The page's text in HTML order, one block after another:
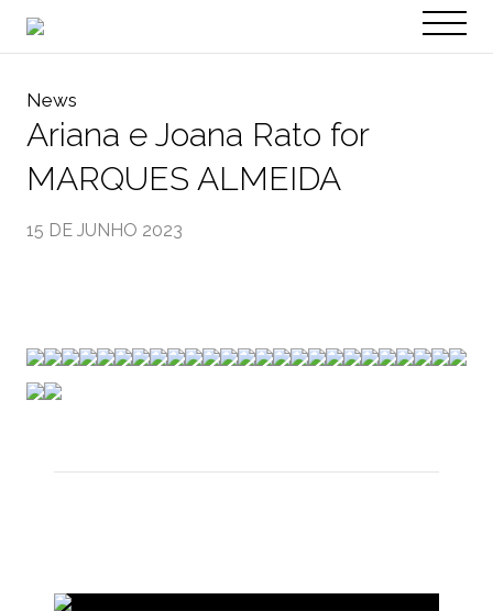
EN
News
Ariana e Joana Rato for
MARQUES ALMEIDA
15 DE JUNHO 2023